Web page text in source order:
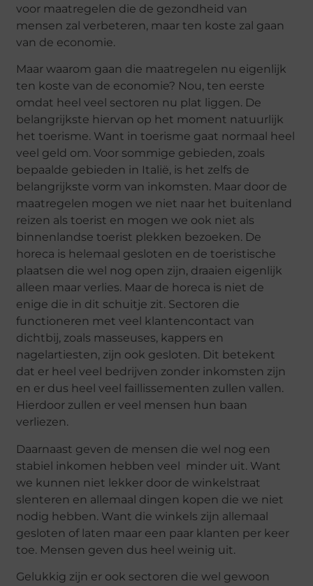
voor maatregelen die de gezondheid van
mensen zal verbeteren, maar ten koste zal gaan
van de economie.
Maar waarom gaan die maatregelen nu eigenlijk
ten koste van de economie? Nou, ten eerste
omdat heel veel sectoren nu plat liggen. De
belangrijkste hiervan op het moment natuurlijk
het toerisme. Want in toerisme gaat normaal heel
veel geld om. Voor sommige gebieden, zoals
bepaalde gebieden in Italië, is het zelfs de
belangrijkste vorm van inkomsten. Maar door de
maatregelen mogen we niet naar het buitenland
reizen als toerist en mogen we ook niet als
binnenlandse toerist plekken bezoeken. De
horeca is helemaal gesloten en de toeristische
plaatsen die wel nog open zijn, draaien eigenlijk
alleen maar verlies. Maar de horeca is niet de
enige die in dit schuitje zit. Sectoren die
functioneren met veel klantencontact van
dichtbij, zoals masseuses, kappers en
nagelartiesten, zijn ook gesloten. Dit betekent
dat er heel veel bedrijven zonder inkomsten zijn
en er dus heel veel faillissementen zullen vallen.
Hierdoor zullen er veel mensen hun baan
verliezen.
Daarnaast geven de mensen die wel nog een
stabiel inkomen hebben veel minder uit. Want
we kunnen niet lekker door de winkelstraat
slenteren en allemaal dingen kopen die we niet
nodig hebben. Want die winkels zijn allemaal
gesloten of laten maar een paar klanten per keer
toe. Mensen geven dus heel weinig uit.
Gelukkig zijn er ook sectoren die wel gewoon